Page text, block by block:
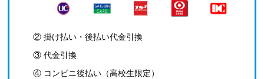
② 掛け払い・後払い代金引換
③ 代金引換
④ コンビニ後払い（高校生限定）